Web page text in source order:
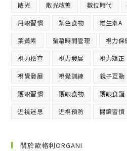
散光 散光改善 數位時代
用眼習慣 紫色食物 維生素A
葉黃素 螢幕時間管理 視力保
視力檢查 視力發展 視力矯正
視覺發展 視覺訓練 親子互動
護眼習慣 護眼食物 護眼食譜
近視迷思 近視預防 閱讀習慣
關於歐格利ORGANI